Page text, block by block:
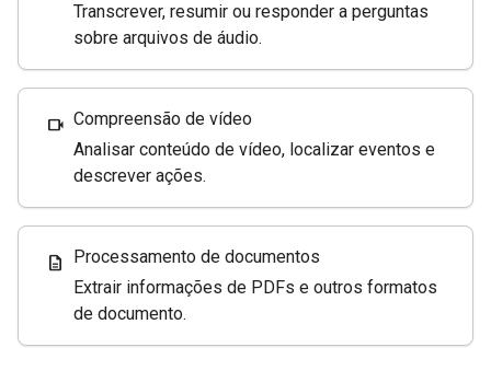
Transcrever, resumir ou responder a perguntas
sobre arquivos de áudio.
videocam Compreensão de vídeo
Analisar conteúdo de vídeo, localizar eventos e
descrever ações.
description
Processamento de documentos
Extrair informações de PDFs e outros formatos
de documento.